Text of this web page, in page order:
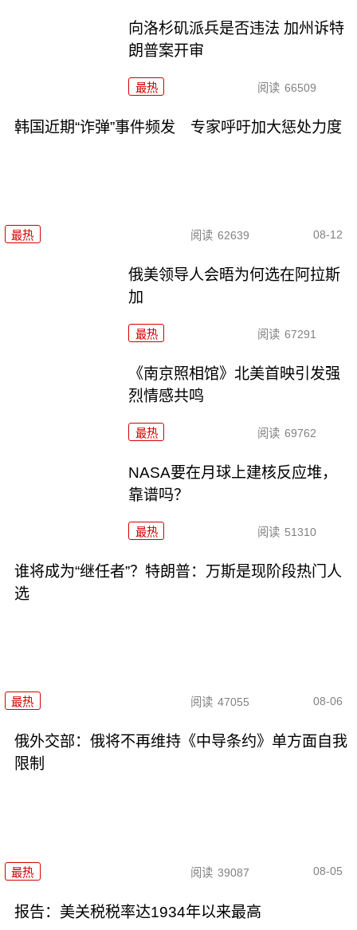
向洛杉矶派兵是否违法 加州诉特
朗普案开审
最热 阅读 66509
韩国近期“诈弹”事件频发 专家呼吁加大惩处力度
最热 阅读 62639 08-12
俄美领导人会晤为何选在阿拉斯
加
最热 阅读 67291
《南京照相馆》北美首映引发强
烈情感共鸣
最热 阅读 69762
NASA要在月球上建核反应堆，
靠谱吗？
最热 阅读 51310
谁将成为“继任者”？特朗普：万斯是现阶段热门人
选
最热 阅读 47055 08-06
俄外交部：俄将不再维持《中导条约》单方面自我
限制
最热 阅读 39087 08-05
报告：美关税税率达1934年以来最高